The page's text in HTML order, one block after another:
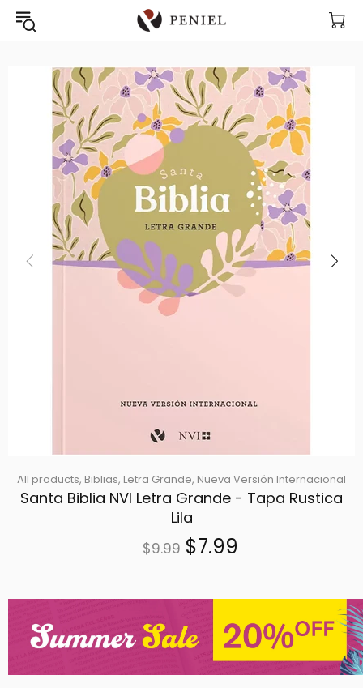
All products, Biblias, Letra Grande, Nueva Versión Internacional
Santa Biblia NVI Letra Grande - Tapa Rustica
Lila
$9.99 $7.99